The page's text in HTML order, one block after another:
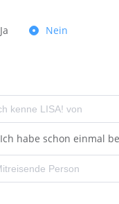
Ja Nein
Ich habe schon einmal